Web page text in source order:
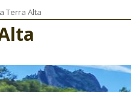
Terra Alta